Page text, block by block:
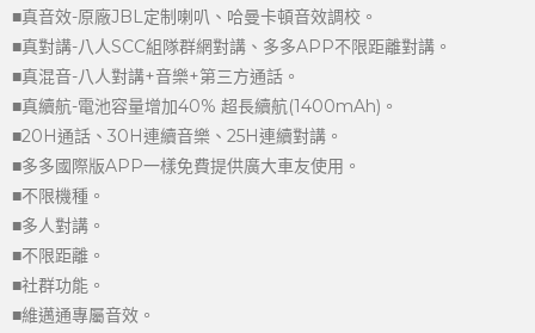
■真音效-原廠JBL定制喇叭、哈曼卡頓音效調校。
■真對講-八人SCC組隊群網對講、多多APP不限距離對講。
■真混音-八人對講+音樂+第三方通話。
■真續航-電池容量增加40% 超長續航(1400mAh)。
■20H通話、30H連續音樂、25H連續對講。
■多多國際版APP一樣免費提供廣大車友使用。
■不限機種。
■多人對講。
■不限距離。
■社群功能。
■維邁通專屬音效。